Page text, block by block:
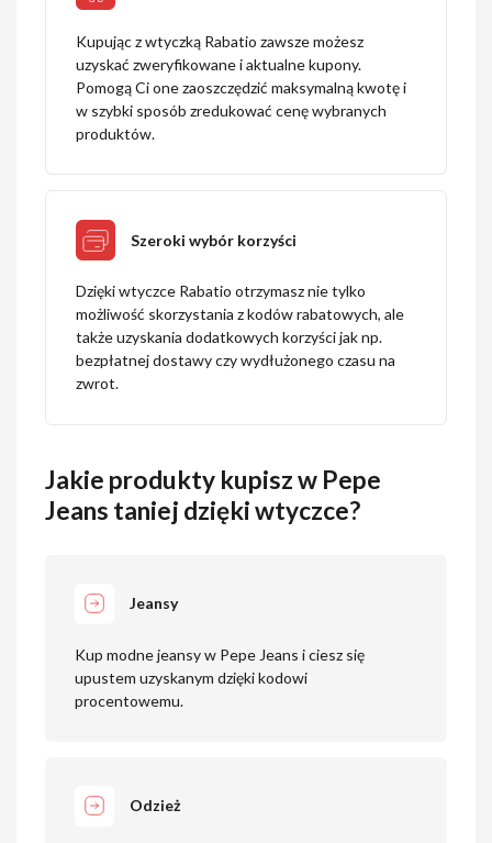
Kupując z wtyczką Rabatio zawsze możesz
uzyskać zweryfikowane i aktualne kupony.
Pomogą Ci one zaoszczędzić maksymalną kwotę i
w szybki sposób zredukować cenę wybranych
produktów.
Szeroki wybór korzyści
Dzięki wtyczce Rabatio otrzymasz nie tylko
możliwość skorzystania z kodów rabatowych, ale
także uzyskania dodatkowych korzyści jak np.
bezpłatnej dostawy czy wydłużonego czasu na
zwrot.
Jakie produkty kupisz w Pepe
Jeans taniej dzięki wtyczce?
Jeansy
Kup modne jeansy w Pepe Jeans i ciesz się
upustem uzyskanym dzięki kodowi
procentowemu.
Odzież